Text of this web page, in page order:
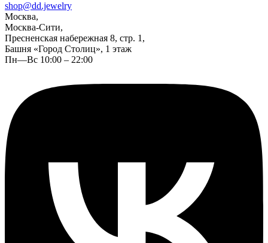
shop@dd.jewelry
Москва,
Москва-Сити,
Пресненская набережная 8, стр. 1,
Башня «Город Столиц», 1 этаж
Пн—Вс 10:00 – 22:00